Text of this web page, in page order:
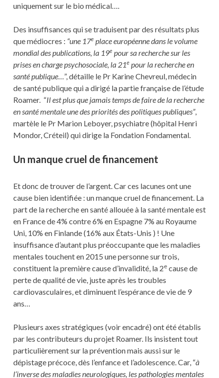
uniquement sur le bio médical….
Des insuffisances qui se traduisent par des résultats plus
que médiocres : “une 17eplace européenne dans le volume
mondial des publications, la 19epour sa recherche sur les
prises en charge psychosociale, la 21epour la recherche en
santé publique…”, détaille le Pr Karine Chevreul, médecin
de santé publique qui a dirigé la partie française de l’étude
Roamer. “Il est plus que jamais temps de faire de la recherche
en santé mentale une des priorités des politiques publiques”,
martèle le Pr Marion Leboyer, psychiatre (hôpital Henri
Mondor, Créteil) qui dirige la Fondation Fondamental.
Un manque cruel de financement
Et donc de trouver de l’argent. Car ces lacunes ont une
cause bien identifiée : un manque cruel de financement. La
part de la recherche en santé allouée à la santé mentale est
en France de 4% contre 6% en Espagne 7% au Royaume
Uni, 10% en Finlande (16% aux États-Unis ) ! Une
insuffisance d’autant plus préoccupante que les maladies
mentales touchent en 2015 une personne sur trois,
constituent la première cause d’invalidité, la 2ecause de
perte de qualité de vie, juste après les troubles
cardiovasculaires, et diminuent l’espérance de vie de 9
ans…
Plusieurs axes stratégiques (voir encadré) ont été établis
par les contributeurs du projet Roamer. Ils insistent tout
particulièrement sur la prévention mais aussi sur le
dépistage précoce, dès l’enfance et l’adolescence. Car, “à
l’inverse des maladies neurologiques, les pathologies mentales